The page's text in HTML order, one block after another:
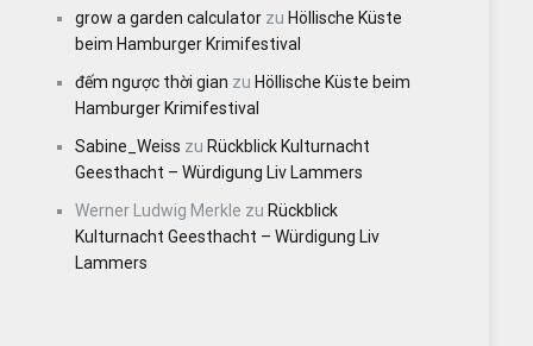
grow a garden calculator zu Höllische Küste
beim Hamburger Krimifestival
đếm ngược thời gian zu Höllische Küste beim
Hamburger Krimifestival
Sabine_Weiss zu Rückblick Kulturnacht
Geesthacht – Würdigung Liv Lammers
Werner Ludwig Merkle zu Rückblick
Kulturnacht Geesthacht – Würdigung Liv
Lammers